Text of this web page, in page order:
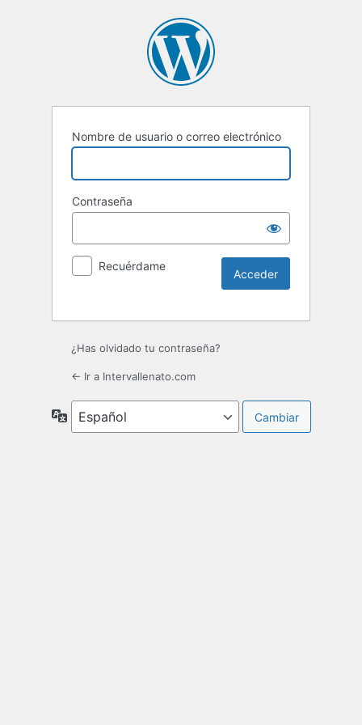
Nombre de usuario o correo electrónico
Contraseña
Recuérdame
¿Has olvidado tu contraseña?
← Ir a Intervallenato.com
Idioma